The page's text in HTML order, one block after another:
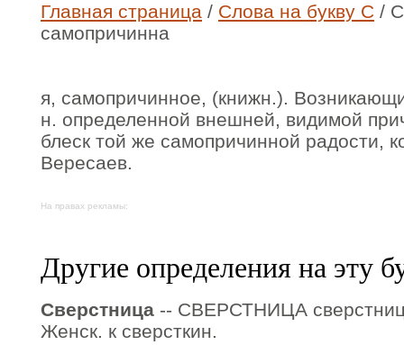
Главная страница / Слова на букву С /
самопричинна
я, самопричинное, (книжн.).
н. определенной внешней, видимой
блеск той же самопричинной радости,
Вересаев.
На правах рекламы:
Другие определения на эту
Сверстница -- СВЕРСТНИЦА
Женск. к сверсткин.